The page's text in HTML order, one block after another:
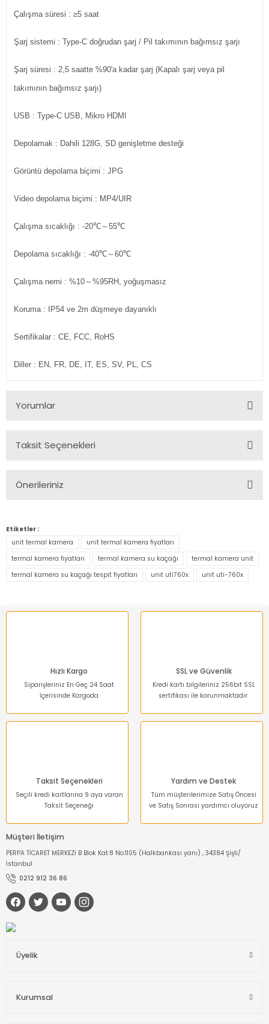
Çalışma süresi : ≥5 saat
Şarj sistemi : Type-C doğrudan şarj / Pil takımının bağımsız şarjı
Şarj süresi : 2,5 saatte %90'a kadar şarj (Kapalı şarj veya pil
takımının bağımsız şarjı)
USB : Type-C USB, Mikro HDMI
Depolamak : Dahili 128G, SD genişletme desteği
Görüntü depolama biçimi : JPG
Video depolama biçimi : MP4/UIR
Çalışma sıcaklığı : -20℃～55℃
Depolama sıcaklığı : -40℃～60℃
Çalışma nemi : %10～%95RH, yoğuşmasız
Koruma : IP54 ve 2m düşmeye dayanıklı
Sertifikalar : CE, FCC, RoHS
Diller : EN, FR, DE, IT, ES, SV, PL, CS
Yorumlar
Taksit Seçenekleri
Önerileriniz
konularda yetersiz gördüğünüz noktaları öneri formunu
kullanarak tarafımıza iletebilirsiniz.
Görüş ve önerileriniz için teşekkür ederiz.
Ürün resmi kalitesiz, bozuk veya görüntülenemiyor.
Ürün bilgilerinde hatalar bulunuyor.
Etiketler :
unit termal kamera
unit termal kamera fiyatları
termal kamera fiyatları
termal kamera su kaçağı
termal kamera unit
termal kamera su kaçağı tespit fiyatları
unit uti760x unit uti-760x
Hızlı Kargo
Siparişleriniz En Geç 24 Saat
İçerisinde Kargoda
SSL ve Güvenlik
Kredi kartı bilgileriniz 256bit SSL
sertifikası ile korunmaktadır.
Taksit Seçenekleri
Seçili kredi kartlarına 9 aya varan
Taksit Seçeneği
Yardım ve Destek
Tüm müşterilerimize Satış Öncesi
ve Satış Sonrası yardımcı oluyoruz
Müşteri İletişim
PERPA TİCARET MERKEZİ B Blok Kat:8 No:1105 (Halkbankası yanı) , 34384 Şişli/
İstanbul
0212 912 36 86
Üyelik
Kurumsal